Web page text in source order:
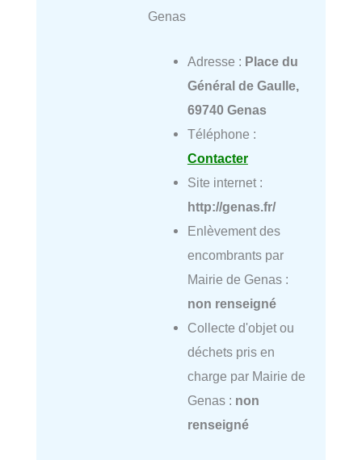
Genas
Adresse : Place du
Général de Gaulle,
69740 Genas
Téléphone :
Contacter
Site internet :
http://genas.fr/
Enlèvement des
encombrants par
Mairie de Genas :
non renseigné
Collecte d'objet ou
déchets pris en
charge par Mairie de
Genas : non
renseigné